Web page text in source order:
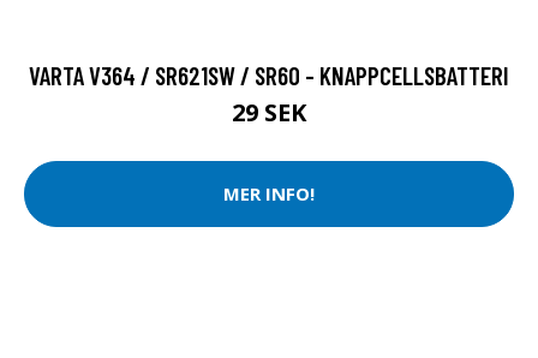
VARTA V364 / SR621SW / SR60 - KNAPPCELLSBATTERI
29 SEK
MER INFO!